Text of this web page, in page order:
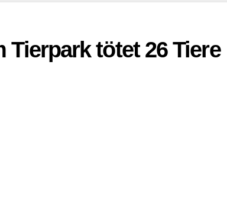
tötet 26 Tiere